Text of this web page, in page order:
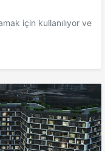
için kullanılıyor ve